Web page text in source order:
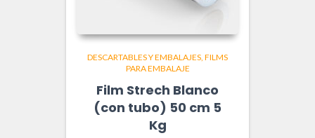
DESCARTABLES Y EMBALAJES FILMS
PARA EMBALAJE
Film Strech Blanco
(con tubo) 50 cm 5
Kg